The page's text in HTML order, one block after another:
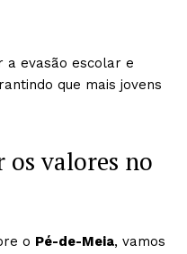
a evasão escolar e
que mais jovens
valores no
o Pé-de-Meia, vamos